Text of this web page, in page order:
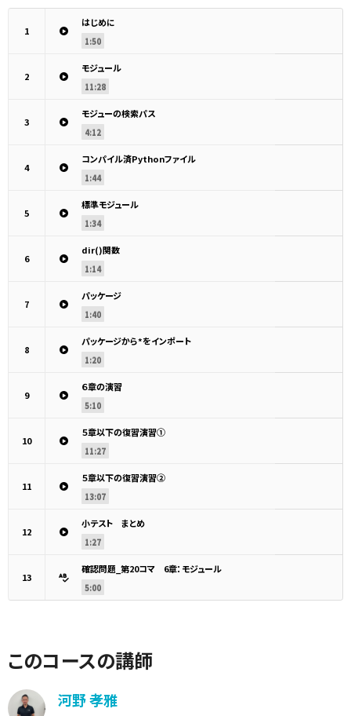
1
はじめに
1:50
2
モジュール
11:28
3
モジューの検索パス
4:12
4
コンパイル済Pythonファイル
1:44
5
標準モジュール
1:34
6
dir()関数
1:14
7
パッケージ
1:40
8
パッケージから*をインポート
1:20
9
６章の演習
5:10
10
５章以下の復習演習①
11:27
11
５章以下の復習演習②
13:07
12
小テスト まとめ
1:27
13
確認問題_第20コマ 6章：モジュール
5:00
このコースの講師
河野 孝雅